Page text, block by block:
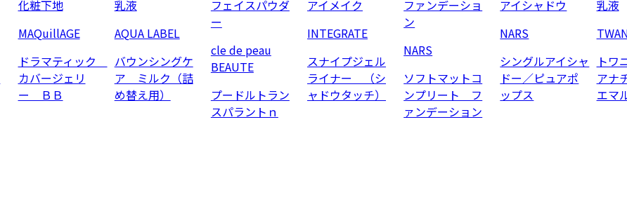
化粧下地
MAQuillAGE
ドラマティック
カバージェリ
ー ＢＢ
乳液
AQUA LABEL
バウンシングケ
ア ミルク（詰
め替え用）
フェイスパウダ
ー
cle de peau
BEAUTE
プードルトラン
スパラントｎ
アイメイク
INTEGRATE
スナイプジェル
ライナー （シ
ャドウタッチ）
ファンデーショ
ン
NARS
ソフトマットコ
ンプリート フ
ァンデーション
アイシャドウ
NARS
シングルアイシャ
ドー／ピュアポ
ップス
乳液
ト
アナ
エマ